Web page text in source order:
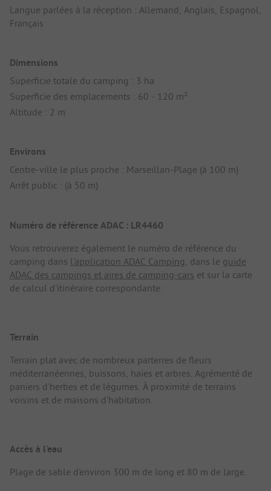
Langue parlées à la réception : Allemand, Anglais, Espagnol,
Français
Dimensions
Superficie totale du camping : 3 ha
Superficie des emplacements : 60 - 120 m²
Altitude : 2 m
Environs
Centre-ville le plus proche : Marseillan-Plage (à 100 m)
Arrêt public : (à 50 m)
Numéro de référence ADAC : LR4460
Vous retrouverez également le numéro de référence du
camping dans l'application ADAC Camping , dans le guide
ADAC des campings et aires de camping-cars et sur la carte
de calcul d'itinéraire correspondante.
Terrain
Terrain plat avec de nombreux parterres de fleurs
méditerranéennes, buissons, haies et arbres. Agrémenté de
paniers d'herbes et de légumes. À proximité de terrains
voisins et de maisons d'habitation.
Accès à l'eau
Plage de sable d'environ 300 m de long et 80 m de large.